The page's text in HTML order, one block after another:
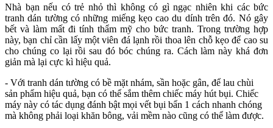
Nhà bạn nếu có trẻ nhỏ thì không có gì ngạc nhiên khi các bức
tranh dán tường có những miếng kẹo cao du dính trên đó. Nó gây
bết và làm mất đi tính thẩm mỹ cho bức tranh. Trong trường hợp
này, bạn chỉ cần lấy một viên đá lạnh rồi thoa lên chỗ kẹo để cao su
cho chúng co lại rồi sau đó bóc chúng ra. Cách làm này khá đơn
giản mà lại cực kì hiệu quả.
- Với tranh dán tường có bề mặt nhám, sần hoặc gân, để lau chùi
sản phẩm hiệu quả, bạn có thể sắm thêm chiếc máy hút bụi. Chiếc
máy này có tác dụng đánh bật mọi vết bụi bẩn 1 cách nhanh chóng
mà không phải loại khăn bông, vải mềm nào cũng có thể làm được.